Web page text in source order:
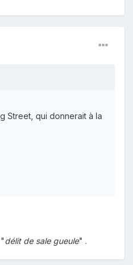
Street, qui donnerait à la
délit de sale gueule" .